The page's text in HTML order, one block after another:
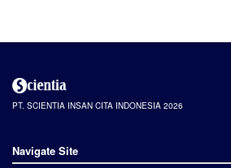
PT. SCIENTIA INSAN CITA INDONESIA 2026
Navigate Site